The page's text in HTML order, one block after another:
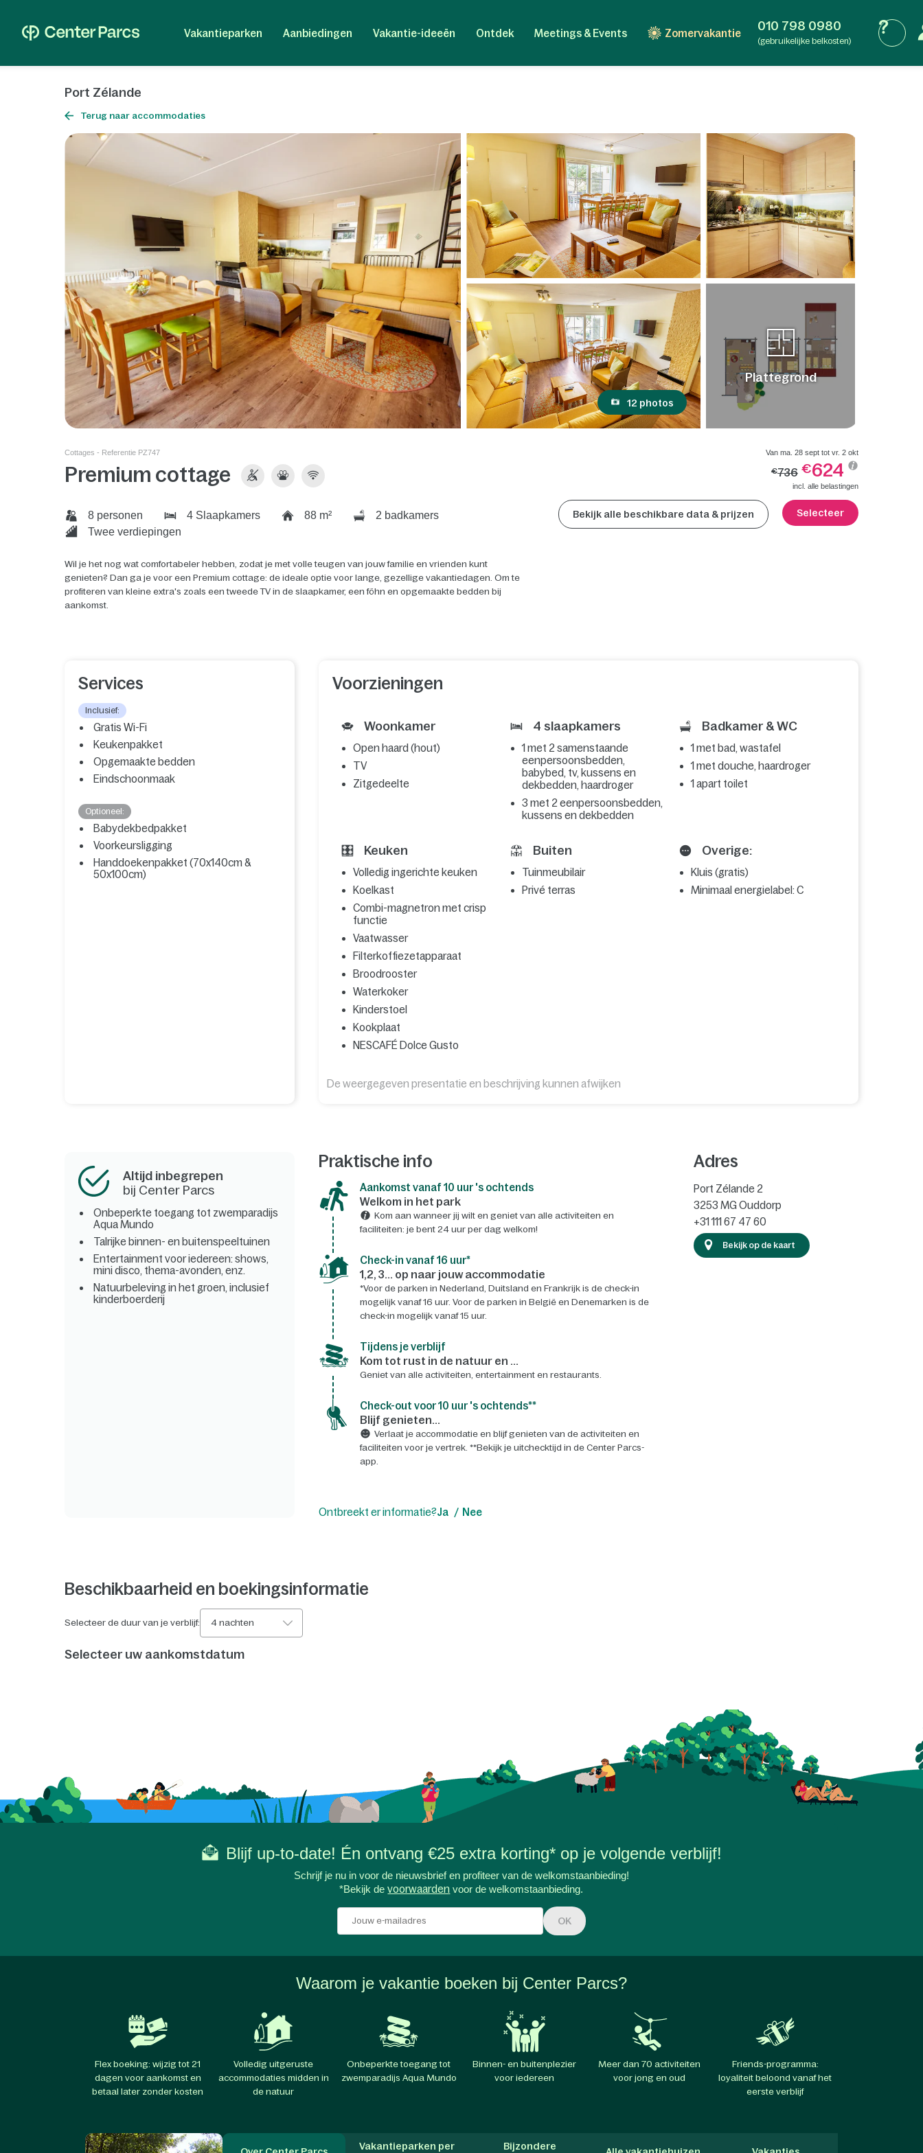
Vakantieparken Aanbiedingen Vakantie-ideeën Ontdek Meetings & Events Zomervakantie 010 798 0980
(gebruikelijke belkosten)
Port Zélande
Terug naar accommodaties
12 photos
Plattegrond
Cottages - Referentie PZ747
Premium cottage
8 personen 4 Slaapkamers 88 m²
2 badkamers
Twee verdiepingen
Wil je het nog wat comfortabeler hebben, zodat je met volle teugen van jouw familie en vrienden kunt
genieten? Dan ga je voor een Premium cottage: de ideale optie voor lange, gezellige vakantiedagen. Om te
profiteren van kleine extra's zoals een tweede TV in de slaapkamer, een föhn en opgemaakte bedden bij
aankomst.
Van ma. 28 sept tot vr. 2 okt
€736 €624
incl. alle belastingen
Bekijk alle beschikbare data & prijzen Selecteer
Services
Inclusief:
Gratis Wi-Fi
Keukenpakket
Opgemaakte bedden
Eindschoonmaak
Optioneel:
Babydekbedpakket
Voorkeursligging
Handdoekenpakket (70x140cm &
50x100cm)
Voorzieningen
Woonkamer
Open haard (hout)
TV
Zitgedeelte
4 slaapkamers
1 met 2 samenstaande
eenpersoonsbedden,
babybed, tv, kussens en
dekbedden, haardroger
3 met 2 eenpersoonsbedden,
kussens en dekbedden
Badkamer & WC
1 met bad, wastafel
1 met douche, haardroger
1 apart toilet
Keuken
Volledig ingerichte keuken
Koelkast
Combi-magnetron met crisp
functie
Vaatwasser
Filterkoffiezetapparaat
Broodrooster
Waterkoker
Kinderstoel
Kookplaat
NESCAFÉ Dolce Gusto
Buiten
Tuinmeubilair
Privé terras
Overige:
Kluis (gratis)
Minimaal energielabel: C
De weergegeven presentatie en beschrijving kunnen afwijken
Altijd inbegrepen
bij Center Parcs
Onbeperkte toegang tot zwemparadijs
Aqua Mundo
Talrijke binnen- en buitenspeeltuinen
Entertainment voor iedereen: shows,
mini disco, thema-avonden, enz.
Natuurbeleving in het groen, inclusief
kinderboerderij
Praktische info
Aankomst vanaf 10 uur 's ochtends
Welkom in het park
Kom aan wanneer jij wilt en geniet van alle activiteiten en
faciliteiten: je bent 24 uur per dag welkom!
Check-in vanaf 16 uur*
1,2, 3... op naar jouw accommodatie
*Voor de parken in Nederland, Duitsland en Frankrijk is de check-in
mogelijk vanaf 16 uur. Voor de parken in België en Denemarken is de
check-in mogelijk vanaf 15 uur.
Tijdens je verblijf
Kom tot rust in de natuur en ...
Geniet van alle activiteiten, entertainment en restaurants.
Check-out voor 10 uur 's ochtends**
Blijf genieten...
Verlaat je accommodatie en blijf genieten van de activiteiten en
faciliteiten voor je vertrek. **Bekijk je uitchecktijd in de Center Parcs-
app.
Adres
Port Zélande 2
3253 MGOuddorp
+31 111 67 47 60
Bekijk op de kaart
Ontbreekt er informatie?Ja Nee
Beschikbaarheid en boekingsinformatie
Selecteer de duur van je verblijf: 4 nachten
Selecteer uw aankomstdatum
Blijf up-to-date! Én ontvang €25 extra korting* op je volgende verblijf!
Schrijf je nu in voor de nieuwsbrief en profiteer van de welkomstaanbieding!
*Bekijk devoorwaarden voor de welkomstaanbieding.
OK
Waarom je vakantie boeken bij Center Parcs?
Flex boeking: wijzig tot 21
dagen voor aankomst en
betaal later zonder kosten
Volledig uitgeruste
accommodaties midden in
de natuur
Onbeperkte toegang tot
zwemparadijs Aqua Mundo
Binnen- en buitenplezier
voor iedereen
Meer dan 70 activiteiten
voor jong en oud
Friends-programma:
loyaliteit beloond vanaf het
eerste verblijf
Vakantieparken per
Bijzondere